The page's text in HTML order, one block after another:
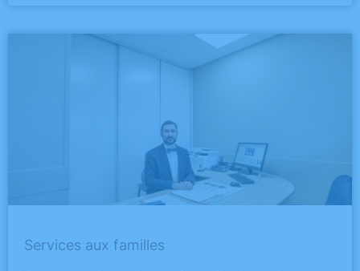
Services aux familles